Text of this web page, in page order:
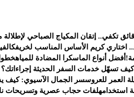
اختاري كريم الأساس المناسب لخريفك
أفضل أنواع الماسكرا المضادة للمياه
كيف تسهّل خدمات السفر الحديثة
العمر للعروسسر الجمال الآسيوي: كيف
استخدامهلفات حجاب عصرية وتسريحات